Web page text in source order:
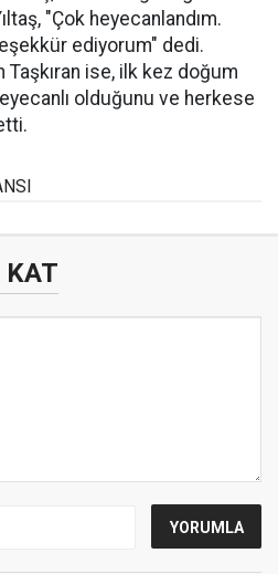
"Çok heyecanlandım.
ediyorum" dedi.
ise, ilk kez doğum
olduğunu ve herkese
KAT